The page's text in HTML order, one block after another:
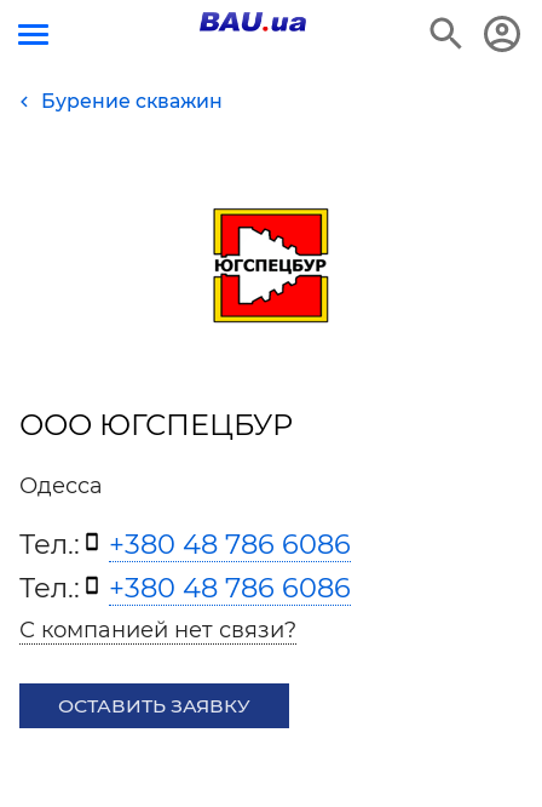
Бурение скважин
ООО ЮГСПЕЦБУР
Одесса
Тел.:
+380 48 786 6086
Тел.:
+380 48 786 6086
С компанией нет связи?
ОСТАВИТЬ ЗАЯВКУ